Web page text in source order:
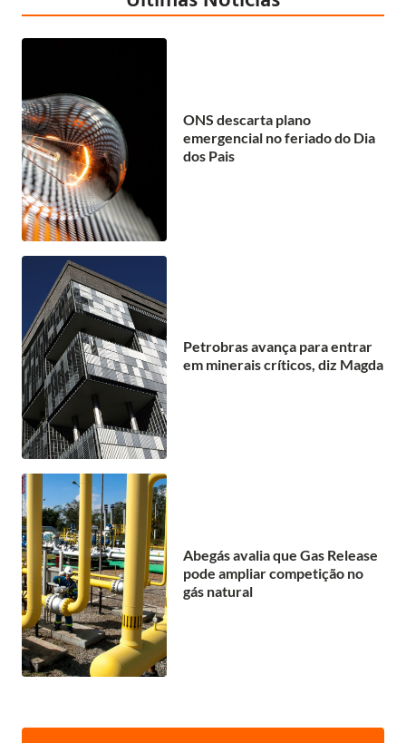
ONS descarta plano
emergencial no feriado do Dia
dos Pais
Petrobras avança para entrar
em minerais críticos, diz Magda
Abegás avalia que Gas Release
pode ampliar competição no
gás natural